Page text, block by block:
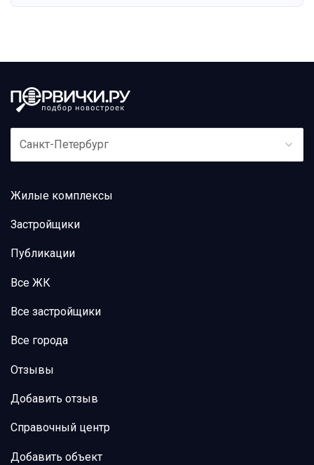
Санкт-Петербург
Жилые комплексы
Застройщики
Публикации
Все ЖК
Все застройщики
Все города
Отзывы
Добавить отзыв
Справочный центр
Добавить объект